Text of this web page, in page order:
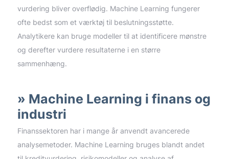
vurdering bliver overflødig. Machine Learning fungerer
ofte bedst som et værktøj til beslutningsstøtte.
Analytikere kan bruge modeller til at identificere mønstre
og derefter vurdere resultaterne i en større
sammenhæng.
Machine Learning i finans og
industri
Finanssektoren har i mange år anvendt avancerede
analysemetoder. Machine Learning bruges blandt andet